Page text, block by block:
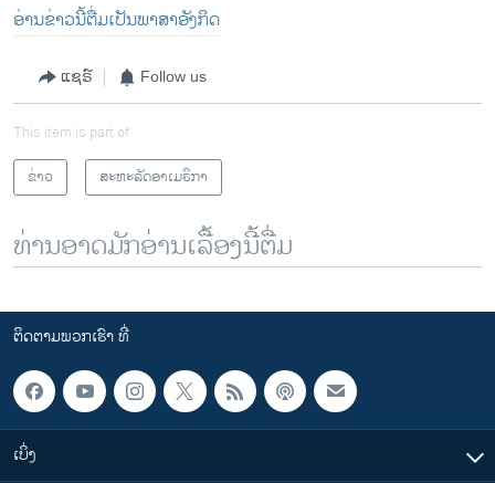
ອ່ານຂ່າວນີ້ຕື່ມເປັນພາສາອັງກິດ
ແຊຣ໌ Follow us
This item is part of
ຂ່າວ
ສະຫະລັດອາເມຣິກາ
ທ່ານອາດມັກອ່ານເລື້ອງນີ້ຕື່ມ
ຕິດຕາມພວກເຮົາ ທີ່
ເບິ່ງ